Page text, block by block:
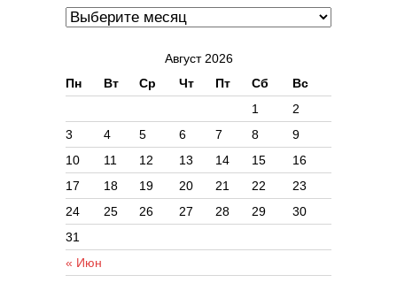
Август 2026
Пн
Вт Ср Чт Пт Сб Вс
« Июн
1
2
3
4 5 6 7 8
9
10
11 12 13 14 15
16
17
18 19 20 21 22
23
24
25 26 27 28 29
30
31